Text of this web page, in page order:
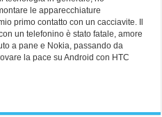
le apparecchiature
primo contatto con un cacciavite. Il
un telefonino è stato fatale, amore
a pane e Nokia, passando da
la pace su Android con HTC